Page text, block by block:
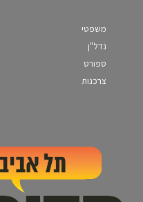
משפטי
נדל"ן
ספורט
צרכנות